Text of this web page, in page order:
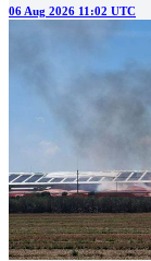
06 Aug 2026 11:02 UTC